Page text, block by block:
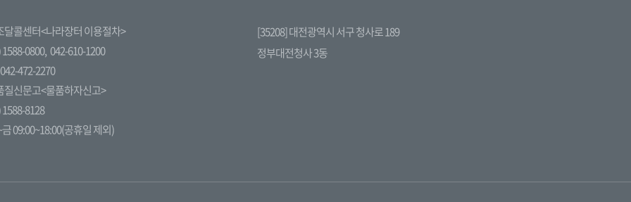
달콜센터<나라장터 이용절차>
0800, 042-610-1200
472-2270
질신문고<물품하자신고>
8128
09:00~18:00(공휴일 제외)
[35208] 대전광역시 서구 청사로 189
정부대전청사 3동